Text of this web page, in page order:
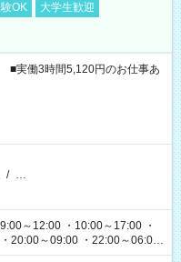
OK
大学生歓迎
実働3時間5,120円のお仕事あ
/ …
～12:00 ・10:00～17:00 ・
20:00～09:00 ・22:00～06:00